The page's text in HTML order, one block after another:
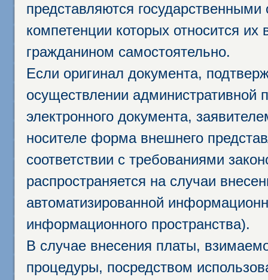
представляются
компетенции которых относится
гражданином самостоятельно.
Если оригинал документа,
осуществлении административной
электронного документа,
носителе форма внешнего
соответствии с требованиями
распространяется на случаи
автоматизированной
информационного пространства).
В случае внесения платы,
процедуры, посредством